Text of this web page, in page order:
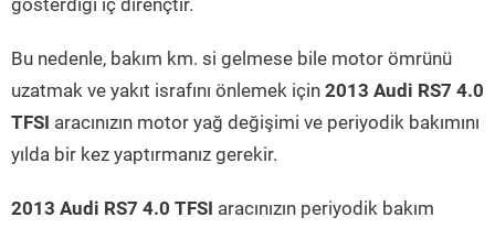
gösterdiği iç dirençtir.
Bu nedenle, bakım km. si gelmese bile motor ömrünü
uzatmak ve yakıt israfını önlemek için 2013 Audi RS7 4.0
TFSI aracınızın motor yağ değişimi ve periyodik bakımını
yılda bir kez yaptırmanız gerekir.
2013 Audi RS7 4.0 TFSI aracınızın periyodik bakım